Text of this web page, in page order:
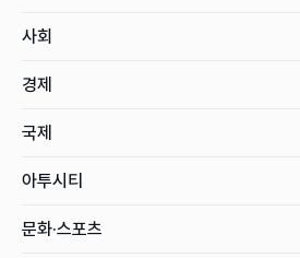
사회
경제
국제
아투시티
문화·스포츠